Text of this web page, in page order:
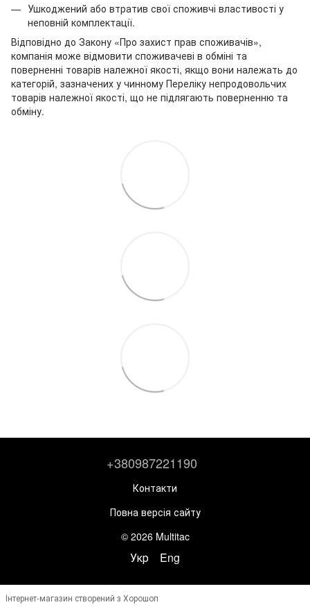
Ушкоджений або втратив свої споживчі властивості у
неповній комплектації.
Відповідно до Закону «Про захист прав споживачів»,
компанія може відмовити споживачеві в обміні та
поверненні товарів належної якості, якщо вони належать до
категорій, зазначених у чинному Переліку непродовольчих
товарів належної якості, що не підлягають поверненню та
обміну.
+380987221190
Контакти
Повна версія сайту
© 2026 Multitac
Укр Eng
Інтернет-магазин створений з Хорошоп